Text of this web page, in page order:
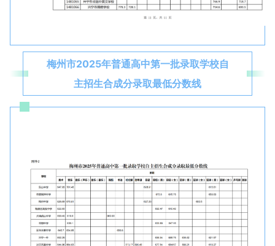
梅州市2025年普通高中第一批录取学校自
主招生合成分录取最低分数线